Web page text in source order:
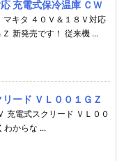
充電式保冷温庫 ＣＷ
マキタ ４０Ｖ＆１８Ｖ対応
新発売です！ 従来機 ...
ード ＶＬ００１ＧＺ
充電式スクリード ＶＬ００
わからな ...